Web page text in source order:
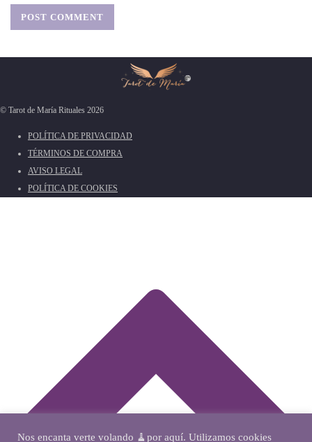
© Tarot de María Rituales 2026
POLÍTICA DE PRIVACIDAD
TÉRMINOS DE COMPRA
AVISO LEGAL
POLÍTICA DE COOKIES
Nos encanta verte volando 🧹por aquí. Utilizamos cookies